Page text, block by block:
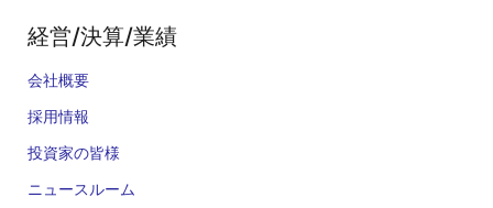
経営/決算/業績
会社概要
採用情報
投資家の皆様
ニュースルーム